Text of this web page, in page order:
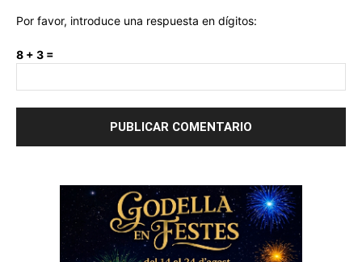
Por favor, introduce una respuesta en dígitos:
8 + 3 =